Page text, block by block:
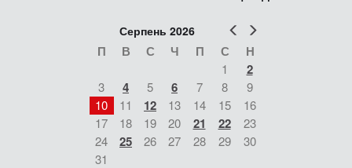
Попер
Серпень 2026
П В С Ч П С Н
1 2
3 4 5 6 7 8
9
10
11 12 13 14 15
16
17
18 19 20 21 22
23
24
25 26 27 28 29
30
31